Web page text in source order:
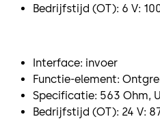
Bedrijfstijd (OT): 6 V:
Interface: invoer
Functie-element:
Specificatie: 563 Ohm,
Bedrijfstijd (OT): 24 V: